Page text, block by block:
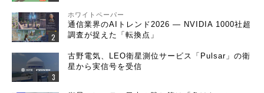
ホワイトペーパー
通信業界のAIトレンド2026 ― NVIDIA 1000社超
調査が捉えた「転換点」
古野電気、LEO衛星測位サービス「Pulsar」の衛
星から実信号を受信